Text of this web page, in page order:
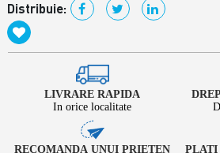
Distribuie:
LIVRARE RAPIDA
In orice localitate
RECOMANDA UNUI PRIETEN
PLATI